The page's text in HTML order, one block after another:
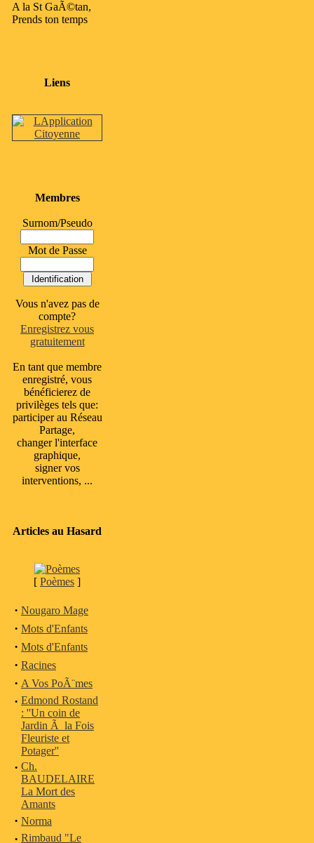
A la St GaÃ©tan,
Prends ton temps
Liens
Membres
Surnom/Pseudo
Mot de Passe
Vous n'avez pas de
compte?
Enregistrez vous
gratuitement
En tant que membre
enregistré, vous
bénéficierez de
privilèges tels que:
participer au Réseau
Partage,
changer l'interface
graphique,
signer vos
interventions, ...
Articles au Hasard
[ Poèmes ]
· Nougaro Mage
· Mots d'Enfants
· Mots d'Enfants
· Racines
· A Vos PoÃ¨mes
· Edmond Rostand
: ''Un coin de
Jardin Ã la Fois
Fleuriste et
Potager''
· Ch.
BAUDELAIRE
La Mort des
Amants
· Norma
· Rimbaud "Le